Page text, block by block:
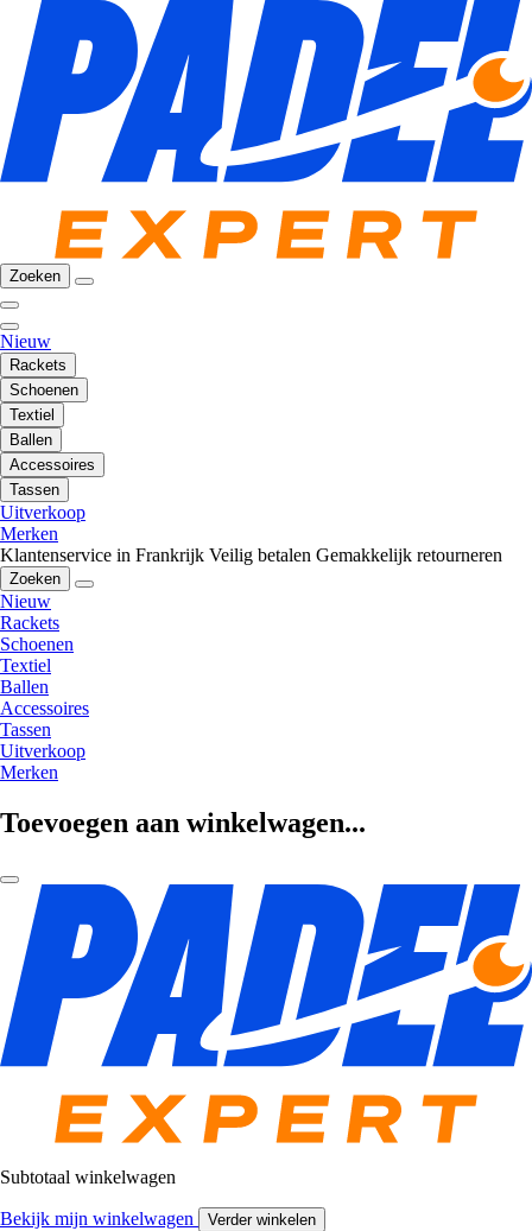
Zoeken
Nieuw
Rackets
Schoenen
Textiel
Ballen
Accessoires
Tassen
Uitverkoop
Merken
Klantenservice in Frankrijk Veilig betalen Gemakkelijk retourneren
Zoeken
Nieuw
Rackets
Schoenen
Textiel
Ballen
Accessoires
Tassen
Uitverkoop
Merken
Toevoegen aan winkelwagen...
Subtotaal winkelwagen
Bekijk mijn winkelwagen Verder winkelen